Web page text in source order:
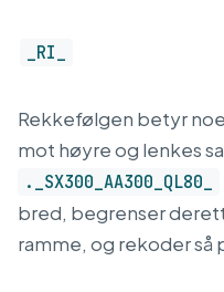
_RI_
Rekkefølgen betyr
mot høyre og lenkes
._SX300_AA300_QL80_
bred, begrenser
ramme, og rekoder så